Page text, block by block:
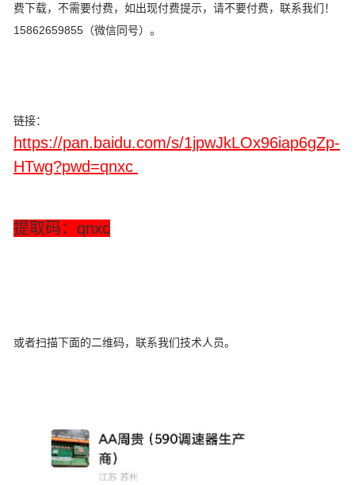
费下载，不需要付费，如出现付费提示，请不要付费，联系我们！
15862659855（微信同号）。
链接：
https://pan.baidu.com/s/1jpwJkLOx96iap6gZp-
HTwg?pwd=qnxc
提取码：qnxc
或者扫描下面的二维码，联系我们技术人员。